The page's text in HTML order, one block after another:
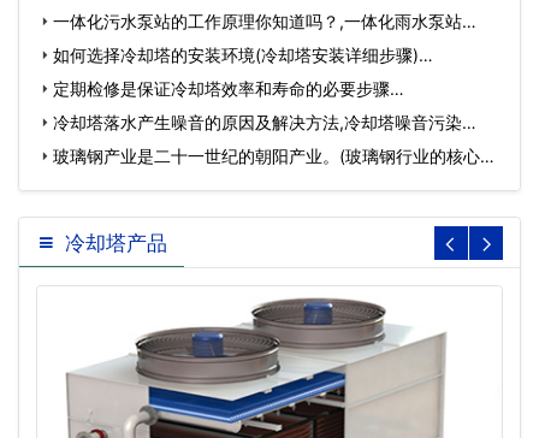
一体化污水泵站的工作原理你知道吗？,一体化雨水泵站…
如何选择冷却塔的安装环境(冷却塔安装详细步骤)…
定期检修是保证冷却塔效率和寿命的必要步骤…
冷却塔落水产生噪音的原因及解决方法,冷却塔噪音污染…
玻璃钢产业是二十一世纪的朝阳产业。(玻璃钢行业的核心在
哪…
冷却塔产品